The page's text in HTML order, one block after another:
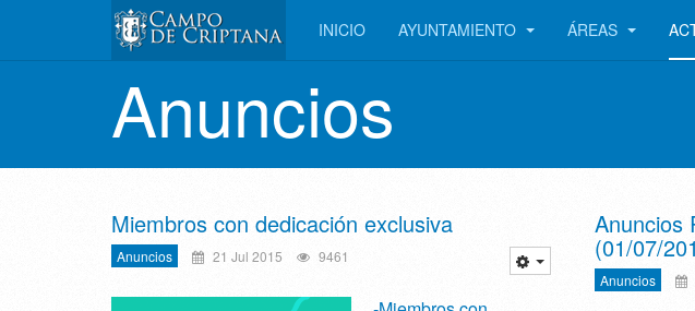
INICIO AYUNTAMIENTO ÁREAS
Anuncios
Miembros con dedicación exclusiva
Anuncios 21 Jul 2015 9461
Anuncios
(01/07/
Anuncios